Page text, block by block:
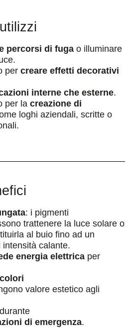
percorsi di fuga o illuminare
per creare effetti decorativi
interne che esterne.
per la creazione di
loghi aziendali, scritte o
: i pigmenti
trattenere la luce solare o
al buio fino ad un
calante.
energia elettrica per
valore estetico agli
di emergenza.